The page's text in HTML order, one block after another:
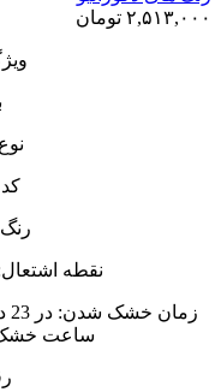
۲,۵۱۳,۰۰۰ تومان
کد
نقطه
ساعت خشک